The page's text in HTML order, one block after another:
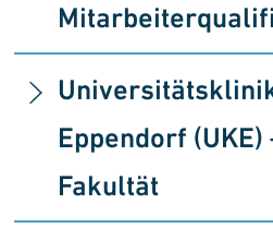
Eppendorf (UKE)
Fakultät